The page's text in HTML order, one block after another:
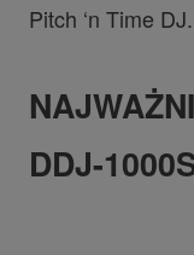
Pitch ‘n Time DJ.
DDJ-